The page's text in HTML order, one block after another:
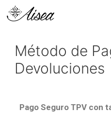
Método de
Devoluciones
Pago Seguro TPV con